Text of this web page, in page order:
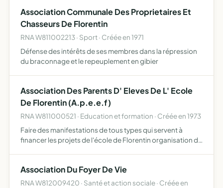
Association Communale Des Proprietaires Et
Chasseurs De Florentin
RNA W811002213 · Sport · Créée en 1971
Défense des intérêts de ses membres dans la répression
du braconnage et le repeuplement en gibier
Association Des Parents D' Eleves De L' Ecole
De Florentin (A.p.e.e.f)
RNA W811000521 · Education et formation · Créée en 1973
Faire des manifestations de tous types qui servent à
financer les projets de l'école de Florentin organisation de
Association Du Foyer De Vie
RNA W812009420 · Santé et action sociale · Créée en